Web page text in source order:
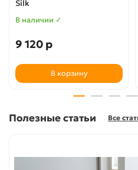
Silk
В наличии ✓
9 120 р
В корзину
Полезные статьи Все